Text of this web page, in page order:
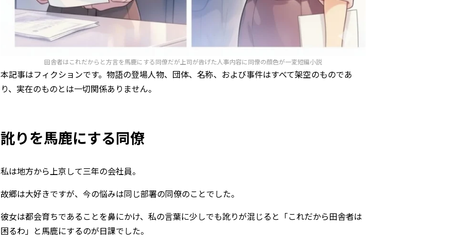
田舎者はこれだからと方言を馬鹿にする同僚だが上司が告げた人事内容に同僚の顔色が一変短編小説
本記事はフィクションです。物語の登場人物、団体、名称、および事件はすべて架空のものであ
り、実在のものとは一切関係ありません。
訛りを馬鹿にする同僚
私は地方から上京して三年の会社員。
故郷は大好きですが、今の悩みは同じ部署の同僚のことでした。
彼女は都会育ちであることを鼻にかけ、私の言葉に少しでも訛りが混じると「これだから田舎者は
困るわ」と馬鹿にするのが日課でした。